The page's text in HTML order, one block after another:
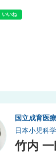
国立成育医
日本小児科
竹内